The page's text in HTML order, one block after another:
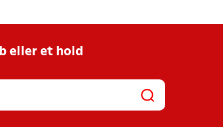
eller et hold